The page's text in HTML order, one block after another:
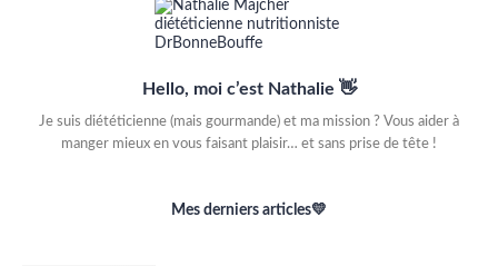
Hello, moi c’est Nathalie 👋
Je suis diététicienne (mais gourmande) et ma mission ? Vous aider à
manger mieux en vous faisant plaisir… et sans prise de tête !
Mes derniers articles💛